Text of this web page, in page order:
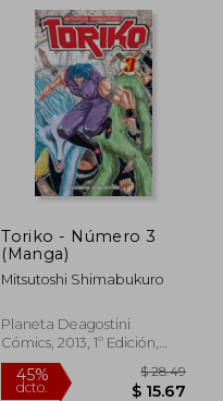
45%
dcto.
Toriko - Número 3
(Manga)
Mitsutoshi Shimabukuro
Planeta Deagostini
Cómics, 2013, 1º Edición,
Tapa Blanda, Nuevo